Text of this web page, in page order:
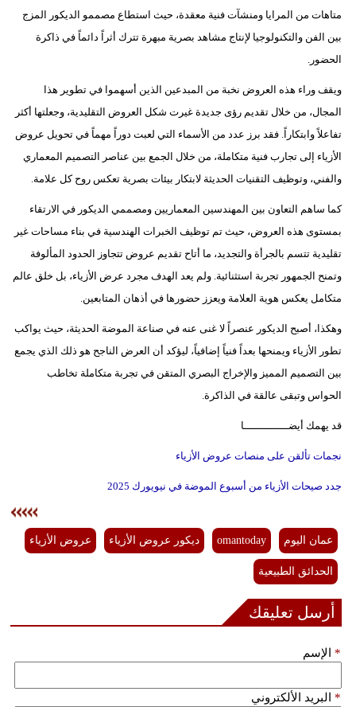
متاهات من المرايا ومنشآت فنية معقدة، حيث استطاع مصممو الديكور المزج
بين الفن والتكنولوجيا لإنتاج مشاهد بصرية مبهرة تترك أثراً دائماً في ذاكرة
الحضور.
ويقف وراء هذه العروض نخبة من المبدعين الذين أسهموا في تطوير هذا
المجال، من خلال تقديم رؤى جديدة غيرت شكل العروض التقليدية، وجعلتها أكثر
تفاعلاً وابتكاراً. فقد برز عدد من الأسماء التي لعبت دوراً مهماً في تحويل عروض
الأزياء إلى تجارب فنية متكاملة، من خلال الجمع بين عناصر التصميم المعماري
والفني، وتوظيف التقنيات الحديثة لابتكار بيئات بصرية تعكس روح كل علامة.
كما ساهم التعاون بين المهندسين المعماريين ومصممي الديكور في الارتقاء
بمستوى هذه العروض، حيث تم توظيف الخبرات الهندسية في بناء مساحات غير
تقليدية تتسم بالجرأة والتجديد، ما أتاح تقديم عروض تتجاوز الحدود المألوفة
وتمنح الجمهور تجربة استثنائية. ولم يعد الهدف مجرد عرض الأزياء، بل خلق عالم
متكامل يعكس هوية العلامة ويعزز حضورها في أذهان المتابعين.
وهكذا، أصبح الديكور عنصراً لا غنى عنه في صناعة الموضة الحديثة، حيث يواكب
تطور الأزياء ويمنحها بعداً فنياً إضافياً، ليؤكد أن العرض الناجح هو ذلك الذي يجمع
بين التصميم المميز والإخراج البصري المتقن في تجربة متكاملة تخاطب
الحواس وتبقى عالقة في الذاكرة.
قد يهمك أيضــــــــــــــا
نجمات تألقن على منصات عروض الأزياء
جدد صيحات الأزياء من أسبوع الموضة في نيويورك 2025
عمان اليوم omantoday ديكور عروض الأزياء عروض الأزياء
الحدائق الطبيعية
أرسل تعليقك
الإسم *
البريد الألكتروني *